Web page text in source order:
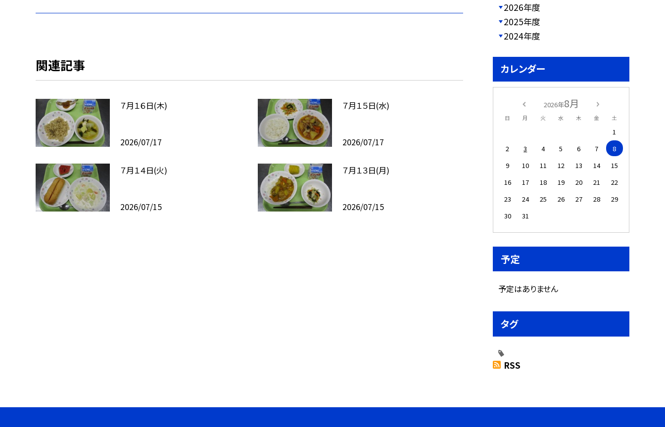
関連記事
７月１６日(木)
2026/07/17
７月１５日(水)
2026/07/17
７月１４日(火)
2026/07/15
７月１３日(月)
2026/07/15
2026年度
2025年度
2024年度
カレンダー
2026年8月
日 月 火 水 木 金 土
1
2
3 4 5 6 7
8
9
10 11 12 13 14
15
16
17 18 19 20 21
22
23
24 25 26 27 28
29
30
31
予定
予定はありません
タグ
RSS